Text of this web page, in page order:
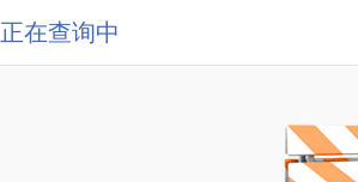
正在查询中